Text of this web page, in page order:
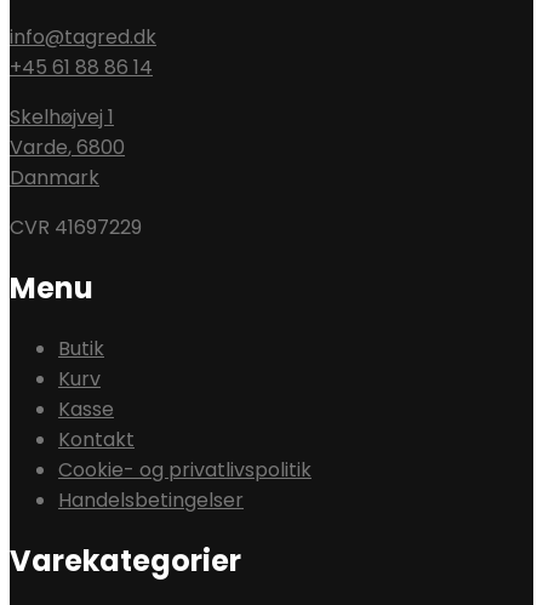
info@tagred.dk
+45 61 88 86 14
Skelhøjvej 1
Varde,6800
Danmark
CVR 41697229
Menu
Butik
Kurv
Kasse
Kontakt
Cookie- og privatlivspolitik
Handelsbetingelser
Varekategorier